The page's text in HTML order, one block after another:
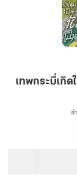
เกิด
ศิษย์
หญิ
เทพกระบี่เกิ
ส